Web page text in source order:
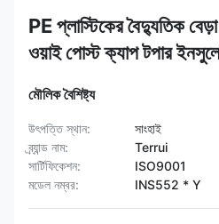
PE প্লাস্টিকের বৈদ্যুতিক
ওয়াই পোস্ট ক্যাপ টপার
মৌলিক বৈশিষ্ট্য
উৎপত্তি স্থান:
সাংহাই
ব্র্যান্ড নাম:
Terrui
সার্টিফিকেশন:
ISO9001
মডেল নম্বর:
INS552 * Y